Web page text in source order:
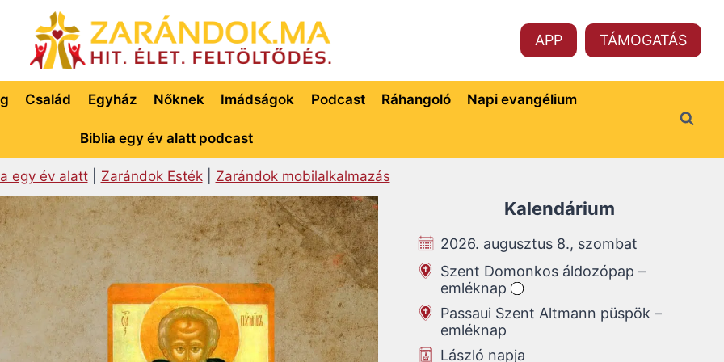
APP TÁMOGATÁS
Család Egyház Nőknek Imádságok Podcast Ráhangoló Napi evangélium
Biblia egy év alatt podcast
egy év alatt| Zarándok Esték| Zarándok mobilalkalmazás
Kalendárium
2026. augusztus 8., szombat
Szent Domonkos áldozópap –
emléknap
Passaui Szent Altmann püspök –
emléknap
László napja